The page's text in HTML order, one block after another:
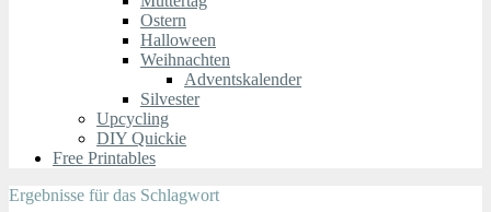
Ostern
Halloween
Weihnachten
Adventskalender
Silvester
Upcycling
DIY Quickie
Free Printables
Ergebnisse für das Schlagwort